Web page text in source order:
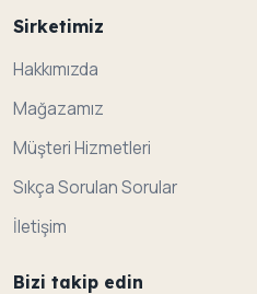
Sirketimiz
Hakkımızda
Mağazamız
Müşteri Hizmetleri
Sıkça Sorulan Sorular
İletişim
Bizi takip edin